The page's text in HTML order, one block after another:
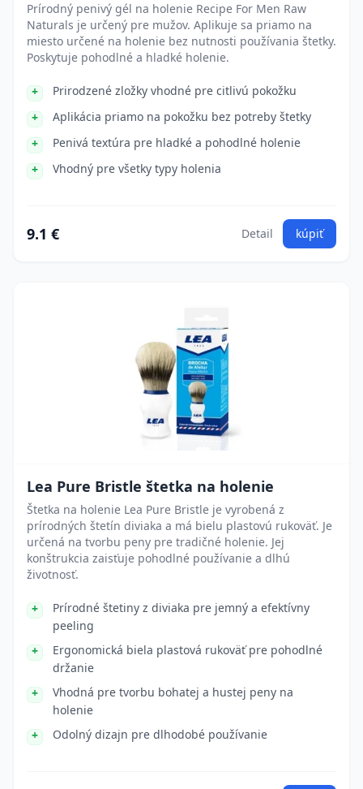
Prírodný penivý gél na holenie Recipe For Men Raw
Naturals je určený pre mužov. Aplikuje sa priamo na
miesto určené na holenie bez nutnosti používania štetky.
Poskytuje pohodlné a hladké holenie.
Prirodzené zložky vhodné pre citlivú pokožku
Aplikácia priamo na pokožku bez potreby štetky
Penivá textúra pre hladké a pohodlné holenie
Vhodný pre všetky typy holenia
9.1 € Detail kúpiť
Lea Pure Bristle štetka na holenie
Štetka na holenie Lea Pure Bristle je vyrobená z
prírodných štetín diviaka a má bielu plastovú rukoväť. Je
určená na tvorbu peny pre tradičné holenie. Jej
konštrukcia zaisťuje pohodlné používanie a dlhú
životnosť.
Prírodné štetiny z diviaka pre jemný a efektívny
peeling
Ergonomická biela plastová rukoväť pre pohodlné
držanie
Vhodná pre tvorbu bohatej a hustej peny na
holenie
Odolný dizajn pre dlhodobé používanie